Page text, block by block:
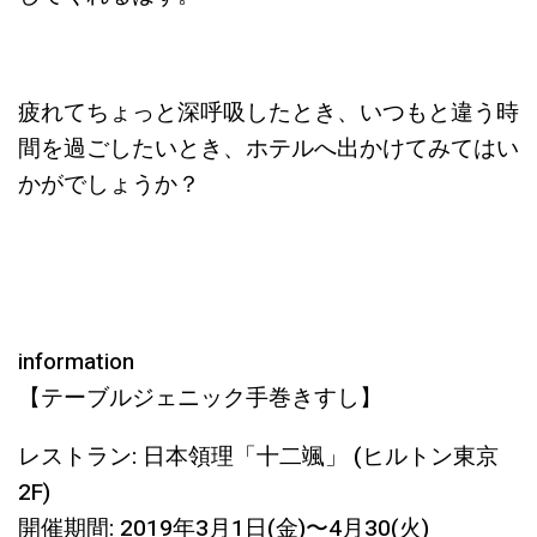
疲れてちょっと深呼吸したとき、いつもと違う時
間を過ごしたいとき、ホテルへ出かけてみてはい
かがでしょうか？
information
【テーブルジェニック手巻きすし】
レストラン: 日本領理「十二颯」 (ヒルトン東京
2F)
開催期間: 2019年3月1日(金)〜4月30(火)